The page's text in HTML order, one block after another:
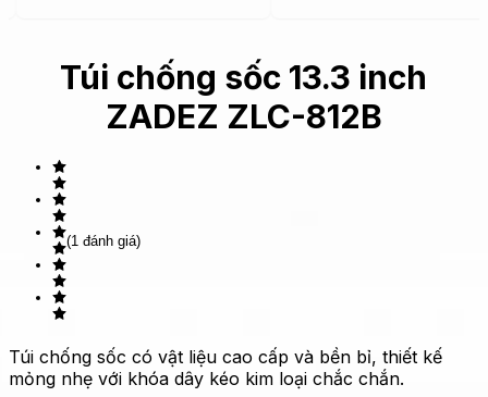
Túi chống sốc 13.3 inch
ZADEZ ZLC-812B
(1 đánh giá)
Túi chống sốc có vật liệu cao cấp và bền bỉ, thiết kế
mỏng nhẹ với khóa dây kéo kim loại chắc chắn.